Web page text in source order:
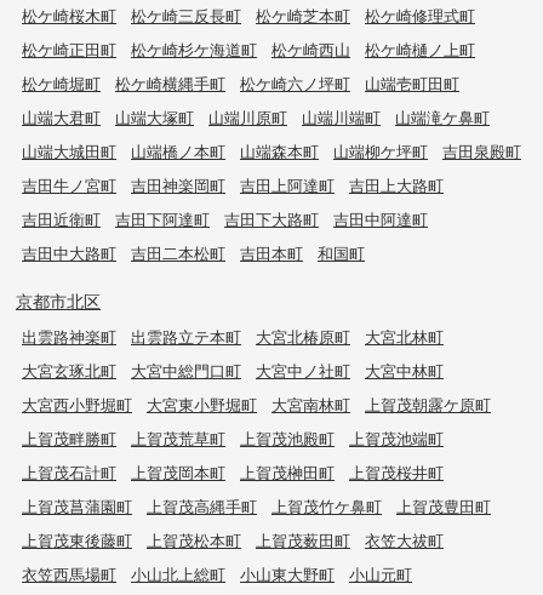
松ケ崎桜木町 松ケ崎三反長町 松ケ崎芝本町
松ケ崎修理式町
松ケ崎正田町
松ケ崎杉ケ海道町 松ケ崎西山
松ケ崎樋ノ上町
松ケ崎堀町
松ケ崎横縄手町 松ケ崎六ノ坪町
山端壱町田町
山端大君町
山端大塚町 山端川原町 山端川端町
山端滝ケ鼻町
山端大城田町
山端橋ノ本町 山端森本町 山端柳ケ坪町
吉田泉殿町
吉田牛ノ宮町
吉田神楽岡町 吉田上阿達町
吉田上大路町
吉田近衛町
吉田下阿達町 吉田下大路町
吉田中阿達町
吉田中大路町
吉田二本松町 吉田本町 和国町
京都市北区
出雲路神楽町 出雲路立テ本町 大宮北椿原町
大宮北林町
大宮玄琢北町
大宮中総門口町 大宮中ノ社町
大宮中林町
大宮西小野堀町
大宮東小野堀町 大宮南林町
上賀茂朝露ケ原町
上賀茂畔勝町
上賀茂荒草町 上賀茂池殿町
上賀茂池端町
上賀茂石計町
上賀茂岡本町 上賀茂榊田町
上賀茂桜井町
上賀茂菖蒲園町
上賀茂高縄手町 上賀茂竹ケ鼻町
上賀茂豊田町
上賀茂東後藤町
上賀茂松本町 上賀茂薮田町
衣笠大祓町
衣笠西馬場町
小山北上総町 小山東大野町
小山元町